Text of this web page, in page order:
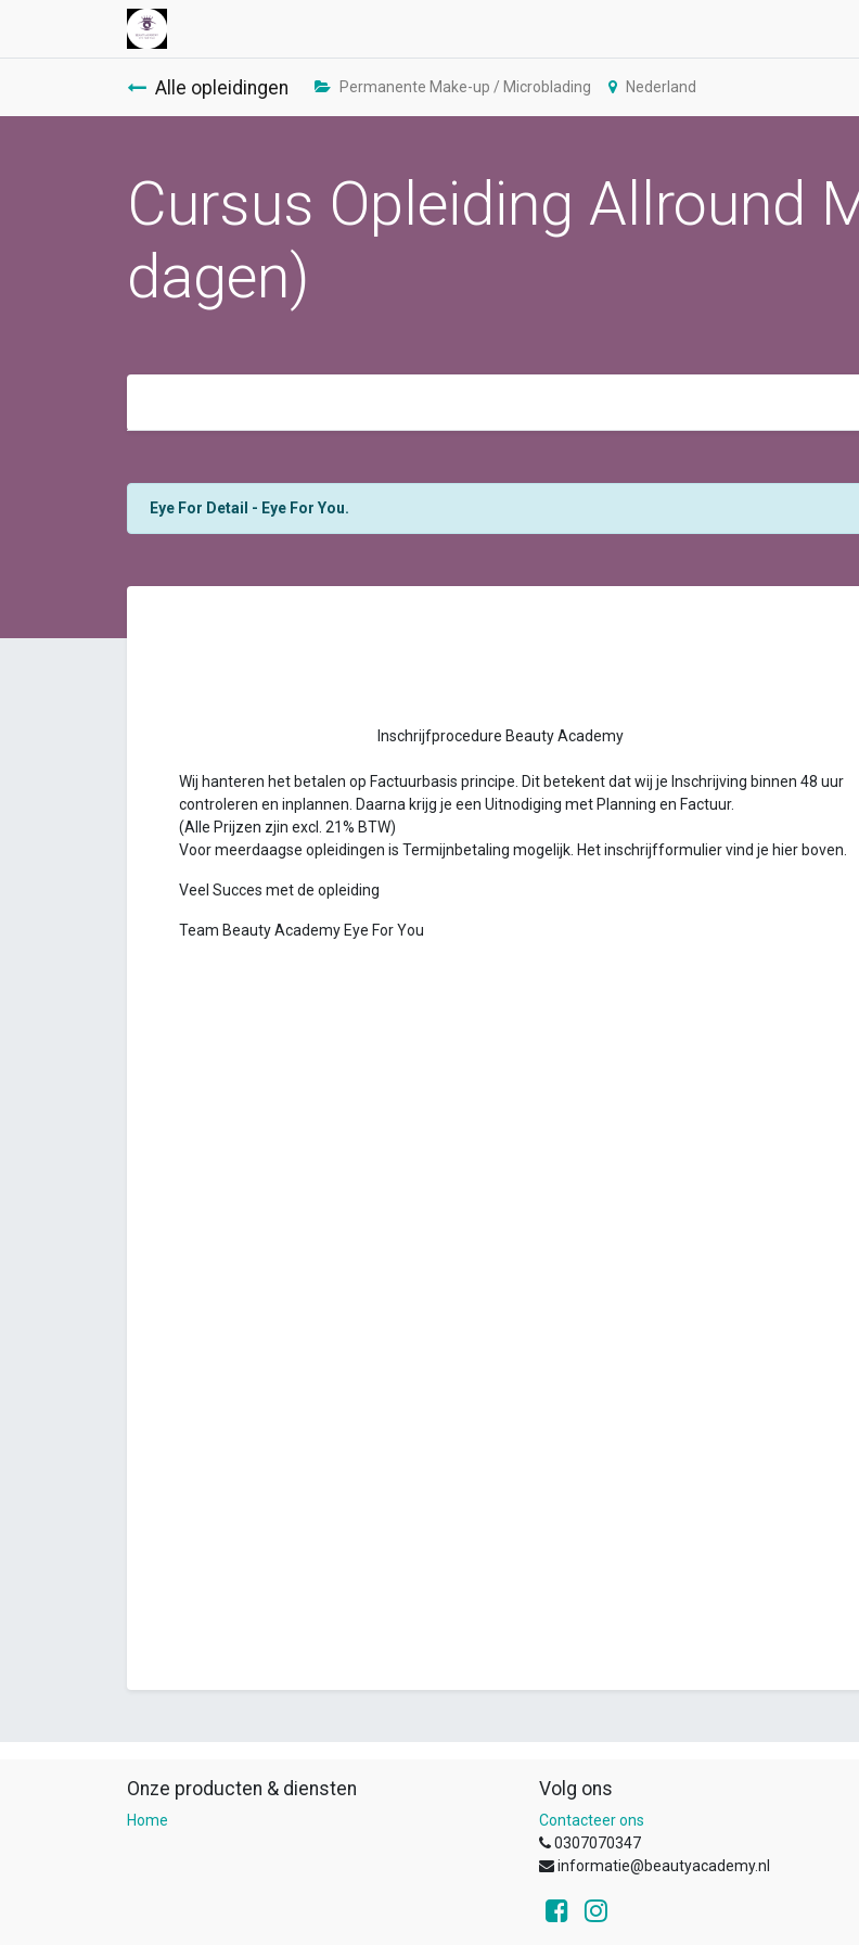
Alle opleidingen Permanente Make-up / Microblading Nederland
Cursus Opleiding Allround
dagen)
Eye For Detail - Eye For You.
Inschrijfprocedure Beauty Academy
Wij hanteren het betalen op Factuurbasis principe. Dit betekent dat wij je Inschrijving binnen 48 uur
controleren en inplannen. Daarna krijg je een Uitnodiging met Planning en Factuur.
(Alle Prijzen zjin excl. 21% BTW)
Voor meerdaagse opleidingen is Termijnbetaling mogelijk. Het inschrijfformulier vind je hier boven.
Veel Succes met de opleiding
Team Beauty Academy Eye For You
Onze producten & diensten
Home
Volg ons
Contacteer ons
0307070347
informatie@beautyacademy.nl